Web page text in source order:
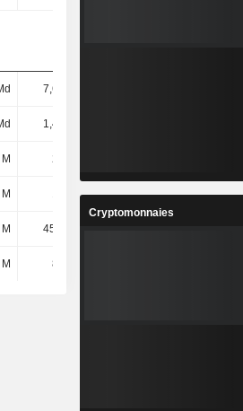
7,63 Md
1,47 Md
218 M
173 M 347 M 325 M
45,54 M 73,01 M
820 M
Cryptomonnaies